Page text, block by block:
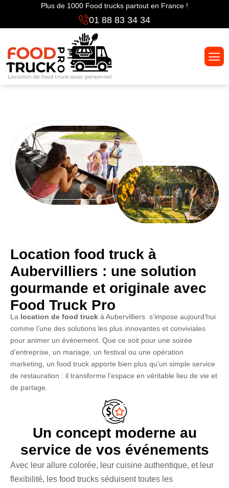
Plus de 1000 Food trucks partout en France !
01 88 83 34 34
Location food truck à
Aubervilliers : une solution
gourmande et originale avec
Food Truck Pro
La location de food truck à Aubervilliers s’impose aujourd’hui
comme l’une des solutions les plus innovantes et conviviales
pour animer un événement. Que ce soit pour une soirée
d’entreprise, un mariage, un festival ou une opération
marketing, un food truck apporte bien plus qu’un simple service
de restauration : il transforme l’espace en véritable lieu de vie et
de partage.
Un concept moderne au
service de vos événements
Avec leur allure colorée, leur cuisine authentique, et leur
flexibilité, les food trucks séduisent toutes les